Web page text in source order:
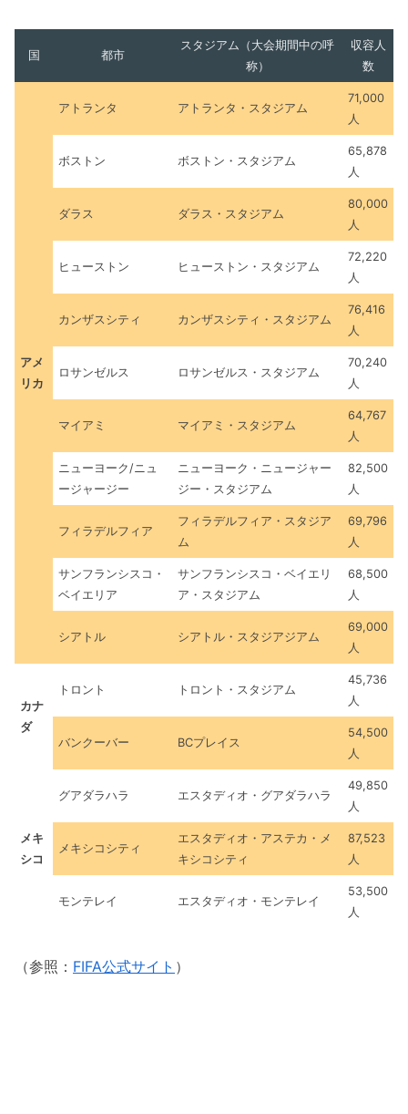
国 都市
スタジアム（大会期間中の呼
称）
収容人
数
アメ
リカ
アトランタ アトランタ・スタジアム
71,000
人
ボストン ボストン・スタジアム
65,878
人
ダラス ダラス・スタジアム
80,000
人
ヒューストン ヒューストン・スタジアム
72,220
人
カンザスシティ カンザスシティ・スタジアム
76,416
人
ロサンゼルス ロサンゼルス・スタジアム
70,240
人
マイアミ マイアミ・スタジアム
64,767
人
ニューヨーク/ニュ
ージャージー
ニューヨーク・ニュージャー
ジー・スタジアム
82,500
人
フィラデルフィア
フィラデルフィア・スタジア
ム
69,796
人
サンフランシスコ・
ベイエリア
サンフランシスコ・ベイエリ
ア・スタジアム
68,500
人
シアトル シアトル・スタジアジアム
69,000
人
カナ
ダ
トロント トロント・スタジアム
45,736
人
バンクーバー BCプレイス
54,500
人
メキ
シコ
グアダラハラ エスタディオ・グアダラハラ
49,850
人
メキシコシティ
エスタディオ・アステカ・メ
キシコシティ
87,523
人
モンテレイ エスタディオ・モンテレイ
53,500
人
（参照： FIFA公式サイト ）